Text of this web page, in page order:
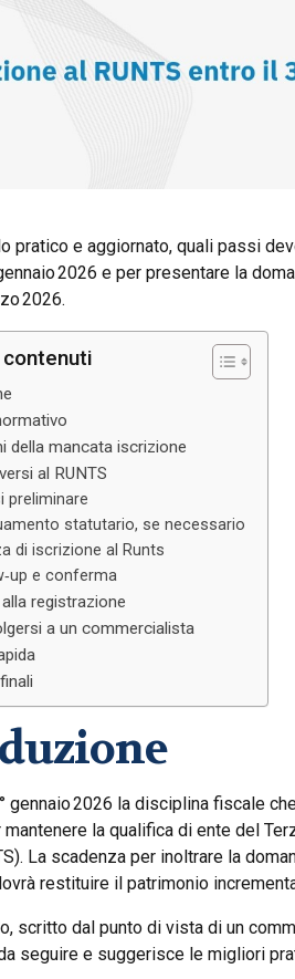
pratico e aggiornato, quali passi
2026 e per presentare la
2026.
della mancata iscrizione
al RUNTS
preliminare
statutario, se necessario
di iscrizione al Runts
e conferma
registrazione
a un commercialista
gennaio 2026 la disciplina fiscale
mantenere la qualifica di ente del
La scadenza per inoltrare la
restituire il patrimonio
scritto dal punto di vista di un
seguire e suggerisce le migliori